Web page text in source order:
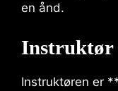
en ånd.
Instruktør
Instruktøren er